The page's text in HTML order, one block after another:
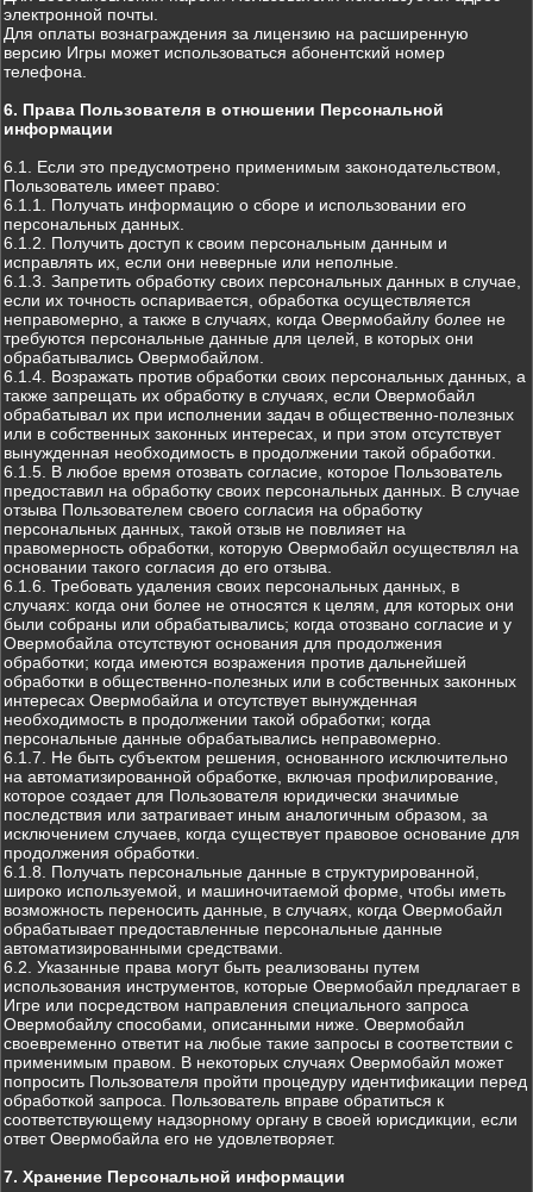
электронной почты.
Для оплаты вознаграждения за лицензию на расширенную
версию Игры может использоваться абонентский номер
телефона.
6. Права Пользователя в отношении Персональной
информации
6.1. Если это предусмотрено применимым законодательством,
Пользователь имеет право:
6.1.1. Получать информацию о сборе и использовании его
персональных данных.
6.1.2. Получить доступ к своим персональным данным и
исправлять их, если они неверные или неполные.
6.1.3. Запретить обработку своих персональных данных в случае,
если их точность оспаривается, обработка осуществляется
неправомерно, а также в случаях, когда Овермобайлу более не
требуются персональные данные для целей, в которых они
обрабатывались Овермобайлом.
6.1.4. Возражать против обработки своих персональных данных, а
также запрещать их обработку в случаях, если Овермобайл
обрабатывал их при исполнении задач в общественно-полезных
или в собственных законных интересах, и при этом отсутствует
вынужденная необходимость в продолжении такой обработки.
6.1.5. В любое время отозвать согласие, которое Пользователь
предоставил на обработку своих персональных данных. В случае
отзыва Пользователем своего согласия на обработку
персональных данных, такой отзыв не повлияет на
правомерность обработки, которую Овермобайл осуществлял на
основании такого согласия до его отзыва.
6.1.6. Требовать удаления своих персональных данных, в
случаях: когда они более не относятся к целям, для которых они
были собраны или обрабатывались; когда отозвано согласие и у
Овермобайла отсутствуют основания для продолжения
обработки; когда имеются возражения против дальнейшей
обработки в общественно-полезных или в собственных законных
интересах Овермобайла и отсутствует вынужденная
необходимость в продолжении такой обработки; когда
персональные данные обрабатывались неправомерно.
6.1.7. Не быть субъектом решения, основанного исключительно
на автоматизированной обработке, включая профилирование,
которое создает для Пользователя юридически значимые
последствия или затрагивает иным аналогичным образом, за
исключением случаев, когда существует правовое основание для
продолжения обработки.
6.1.8. Получать персональные данные в структурированной,
широко используемой, и машиночитаемой форме, чтобы иметь
возможность переносить данные, в случаях, когда Овермобайл
обрабатывает предоставленные персональные данные
автоматизированными средствами.
6.2. Указанные права могут быть реализованы путем
использования инструментов, которые Овермобайл предлагает в
Игре или посредством направления специального запроса
Овермобайлу способами, описанными ниже. Овермобайл
своевременно ответит на любые такие запросы в соответствии с
применимым правом. В некоторых случаях Овермобайл может
попросить Пользователя пройти процедуру идентификации перед
обработкой запроса. Пользователь вправе обратиться к
соответствующему надзорному органу в своей юрисдикции, если
ответ Овермобайла его не удовлетворяет.
7. Хранение Персональной информации